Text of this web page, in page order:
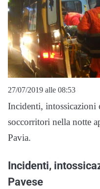
27/07/2019 alle 08:53
Incidenti, intossicazioni
soccorritori nella notte
Pavia.
Incidenti,
Pavese